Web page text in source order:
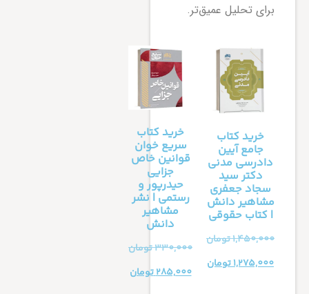
برای تحلیل عمیق‌تر.
خرید کتاب
جامع آیین
دادرسی مدنی
دکتر سید
سجاد جعفری
مشاهیر دانش
| کتاب حقوقی
1,450,000تومان
1,275,000تومان
خرید کتاب
سریع خوان
قوانین خاص
جزایی
حیدرپور و
رستمی | نشر
مشاهیر
دانش
330,000تومان
285,000تومان